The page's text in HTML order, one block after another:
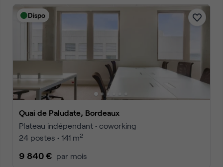
Dispo
Quai de Paludate, Bordeaux
Plateau indépendant • coworking
24 postes • 141 m2
9 840 € par mois